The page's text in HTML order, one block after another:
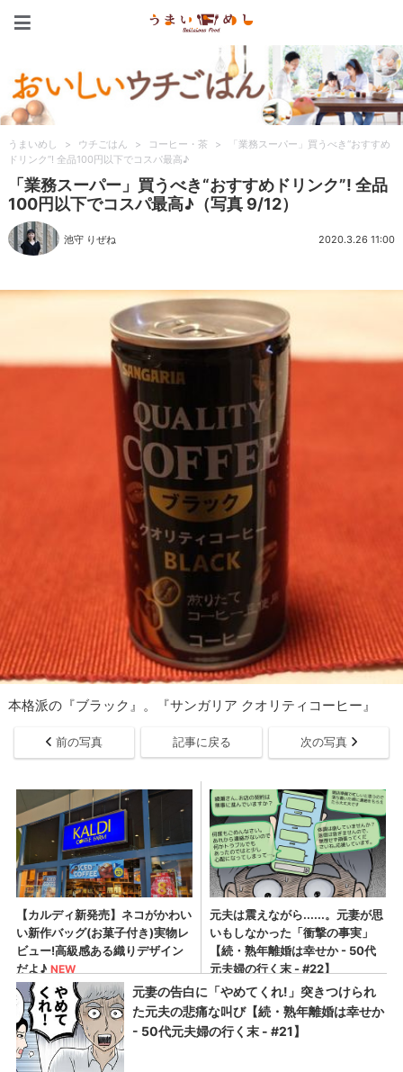
うまいめし > ウチごはん > コーヒー・茶 >
「業務スーパー」買うべき“おすすめ
ドリンク”! 全品100円以下でコスパ最高♪
「業務スーパー」買うべき“おすすめドリンク”! 全品
100円以下でコスパ最高♪（写真 9/12）
池守 りぜね 2020.3.26 11:00
本格派の『ブラック』。『サンガリア クオリティコーヒー』
前の写真 記事に戻る 次の写真